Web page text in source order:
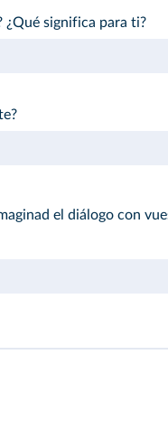
significa para ti?
el diálogo con